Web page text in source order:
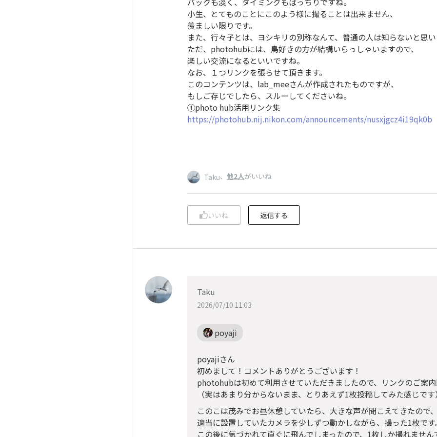
小生、とてものことにこのよう様に撮ることは出来ません、
羨ましい限りです。
また、行々子とは、ヨシキリの別称なんて、普通の人は知らないと思
ただ、photohubには、鳥好きの方が結構いらっしゃいますので、
楽しい交流になるといいですね。
なお、１つリンクを張らせて頂きます。
このコンテンツは、lab_meeさんが作成されたものですが、
もしご存じでしたら、スルーしてくださいね。
①photo hub活用リンク集
https://photohub.nij.nikon.com/announcements/nusxjgcz4i19qk0b
Taku、 他2人がいいね
いいね 返信する
Taku
2026/07/10 11:03
poyaji
poyajiさん
初めまして！コメントありがとうございます！
photohubは初めて利用させていただきましたので、リンクのご案
（実はあまり分からないまま、とりあえず1枚投稿してみた感じで
このこは茂みでお昼休憩していたら、大きな声が聞こえてきたので
適当に設置していたカメラを少しずつ動かしながら、撮った1枚です
この後に気づかれて直ぐに飛んでしまったので、1枚しか撮れません